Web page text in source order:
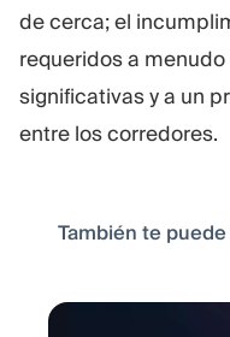
de cerca; el
requeridos a
significativas y a un
entre los corredores.
También te